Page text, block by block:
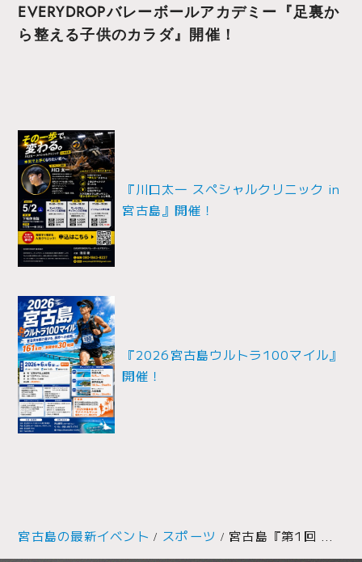
EVERYDROPバレーボールアカデミー『足裏か
ら整える子供のカラダ』開催！
投
稿
ナ
ビ
ゲ
シ
ョ
ン
『川口太一 スペシャルクリニック in
宮古島』開催！
『2026宮古島ウルトラ100マイル』
開催！
宮古島の最新イベント スポーツ 宮古島『第1回 みらすた！』開催！